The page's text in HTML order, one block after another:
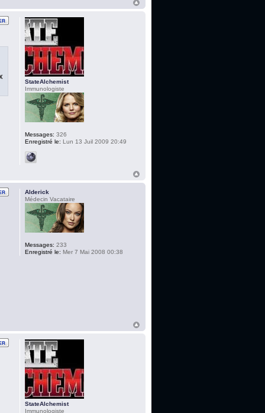
StateAlchemist
Immunologiste
Messages: 326
Enregistré le: Lun 13 Juil 2009 20:49
Alderick
Médecin Vacataire
Messages: 233
Enregistré le: Mer 7 Mai 2008 00:38
StateAlchemist
Immunologiste